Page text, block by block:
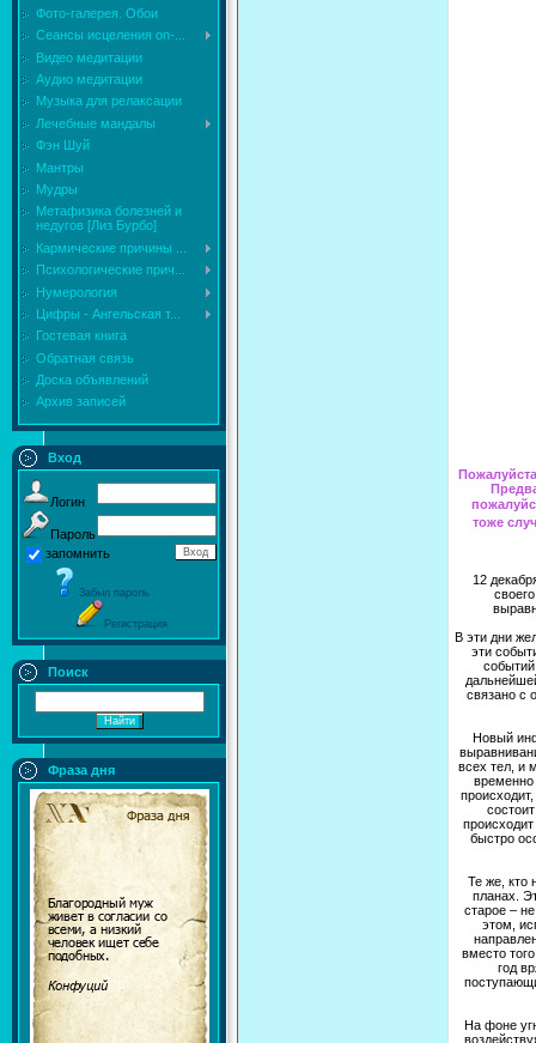
Фото-галерея. Обои
Сеансы исцеления on-...
Видео медитации
Аудио медитации
Музыка для релаксации
Лечебные мандалы
Фэн Шуй
Мантры
Мудры
Mетафизика болезней и
недугов [Лиз Бурбо]
Кармические причины ...
Психологические прич...
Нумерология
Цифры - Ангельская т...
Гостевая книга
Обратная связь
Доска объявлений
Архив записей
Вход
Логин
Пароль
запомнить
Забыл пароль
Регистрация
Поиск
Фраза дня
тоже
12
В эти дни
эти
связано с
Новый
всех тел, и
временно
быстро
Те же, кто
планах.
старое –
этом,
вместо
год
На фоне